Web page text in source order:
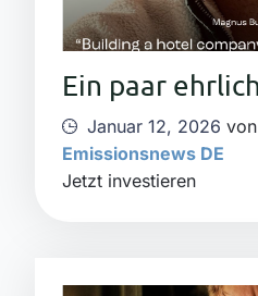
Ein paar
Januar 12, 2026 von
Emissionsnews DE
Jetzt investieren